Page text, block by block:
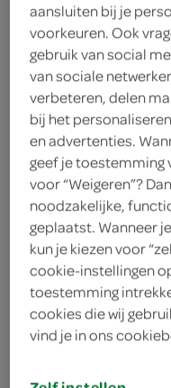
6
aansluiten bij je
voorkeuren. Ook
gebruik van social
van sociale
verbeteren, delen
bij het
en advertenties.
geef je toestemming
voor “Weigeren”?
noodzakelijke,
geplaatst. Wanneer
kun je kiezen voor
cookie-instellingen
toestemming
cookies die wij
vind je in ons